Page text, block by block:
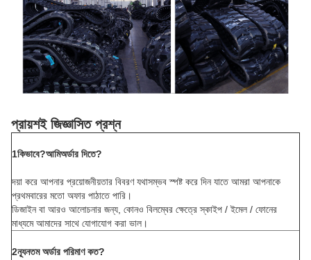
প্রায়শই জিজ্ঞাসিত প্রশ্ন
1কিভাবে?আমিঅর্ডার দিতে?
দয়া করে আপনার প্রয়োজনীয়তার বিবরণ যথাসম্ভব স্পষ্ট করে দিন যাতে আমরা আপনাকে
প্রথমবারের মতো অফার পাঠাতে পারি।
ডিজাইন বা আরও আলোচনার জন্য, কোনও বিলম্বের ক্ষেত্রে স্কাইপ / ইমেল / ফোনের
মাধ্যমে আমাদের সাথে যোগাযোগ করা ভাল।
2ন্যূনতম অর্ডার পরিমাণ কত?